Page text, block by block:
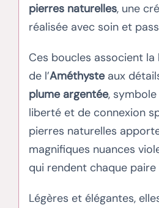
pierres naturelles, une
réalisée avec soin et
Ces boucles associent
de l’Améthysteaux
plume argentée,
liberté et de connexion
pierres naturelles
magnifiques nuances
qui rendent chaque paire
Légères et élégantes,